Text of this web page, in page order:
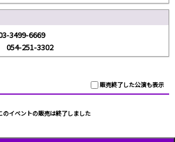
3499-6669
054-251-3302
販売終了した公演も表示
のイベントの販売は終了しました